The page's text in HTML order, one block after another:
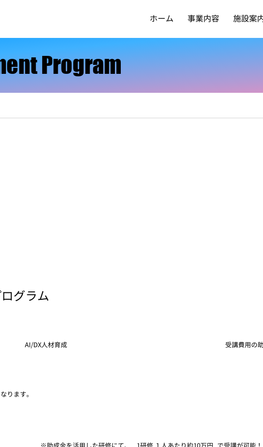
ホーム 事業内容 施設案
Program
Program
グラム
AI/DX人材育成 受講費用の
ります。